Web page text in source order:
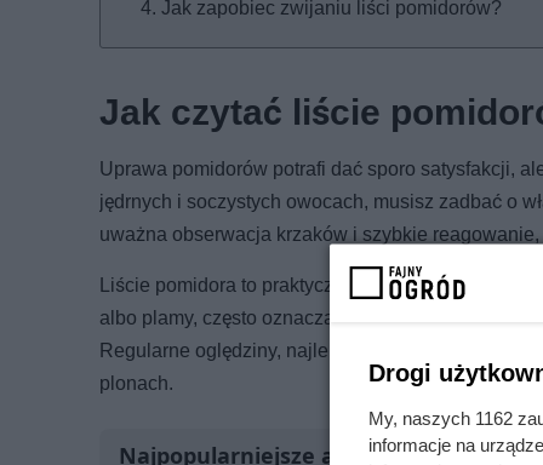
Jak zapobiec zwijaniu liści pomidorów?
Jak czytać liście
Uprawa pomidorów potrafi dać sporo satysfakcji,
jędrnych i soczystych owocach, musisz zadbać o
uważna obserwacja krzaków i szybkie
Liście pomidora to praktycznie „tablica
albo plamy, często oznacza to niedobory
Regularne oględziny, najlepiej co kilka dni,
plonach.
Najpopularniejsze artykuły
Drogi
My, naszych 1162
informacje na